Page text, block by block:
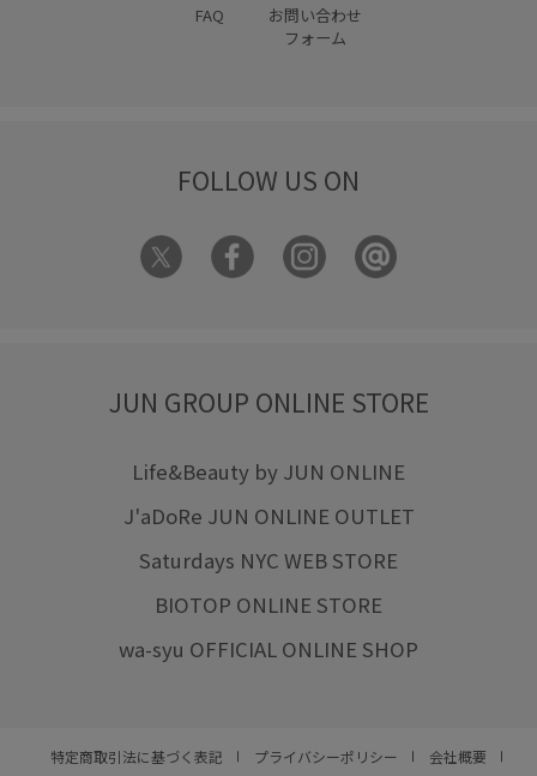
FAQ
お問い合わせ
フォーム
FOLLOW US ON
JUN GROUP ONLINE STORE
Life&Beauty by JUN ONLINE
J'aDoRe JUN ONLINE OUTLET
Saturdays NYC WEB STORE
BIOTOP ONLINE STORE
wa-syu OFFICIAL ONLINE SHOP
特定商取引法に基づく表記 プライバシーポリシー
会社概要